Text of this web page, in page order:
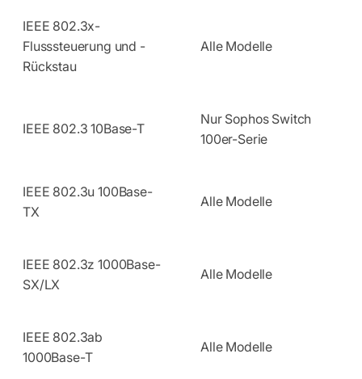
IEEE 802.3x-
Flusssteuerung und -
Rückstau
Alle Modelle
IEEE 802.3 10Base-T
Nur Sophos Switch
100er-Serie
IEEE 802.3u 100Base-
TX
Alle Modelle
IEEE 802.3z 1000Base-
SX/LX
Alle Modelle
IEEE 802.3ab
1000Base-T
Alle Modelle